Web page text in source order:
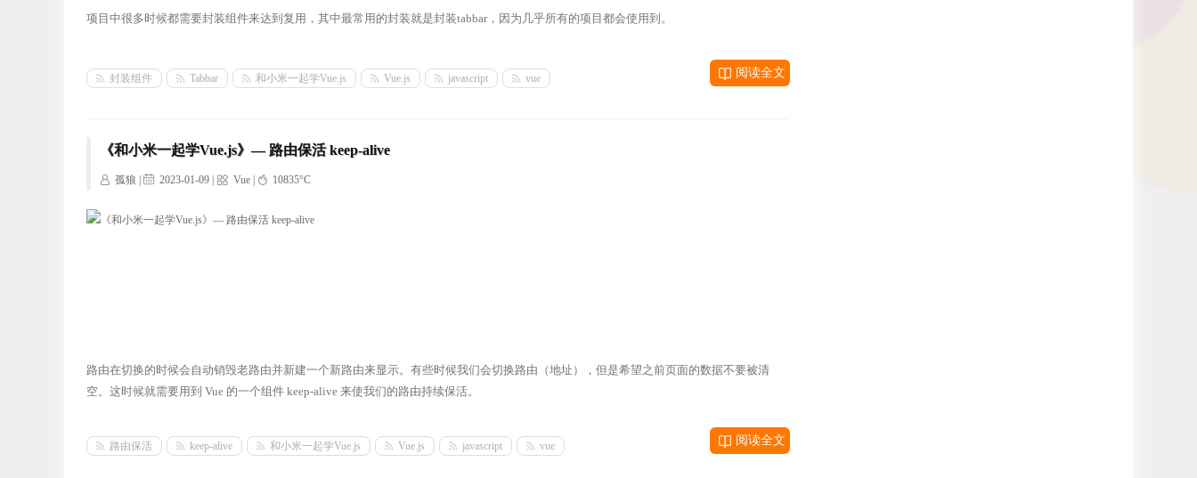
项目中很多时候都需要封装组件来达到复用，其中最常用的封装就是封装tabbar，因为几乎所有的项目都会使用到。
封装组件 Tabbar 和小米一起学Vue.js Vue.js javascript vue 阅读全文
《和小米一起学Vue.js》— 路由保活 keep-alive
孤狼 | 2023-01-09 | Vue 10835°C
路由在切换的时候会自动销毁老路由并新建一个新路由来显示。有些时候我们会切换路由（地址），但是希望之前页面的数据不要被清
空。这时候就需要用到 Vue 的一个组件 keep-alive 来使我们的路由持续保活。
路由保活 keep-alive 和小米一起学Vue.js Vue.js javascript vue 阅读全文